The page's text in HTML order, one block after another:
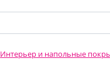
Интерьер и напольные